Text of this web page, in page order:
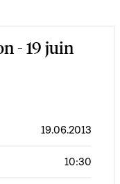
- 19 juin
19.06.2013
10:30